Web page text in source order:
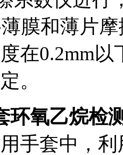
膜和薄片
在0.2mm
。
环氧乙烷检
手套中，